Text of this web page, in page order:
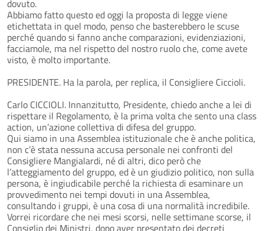
dovuto.
Abbiamo fatto questo ed oggi la proposta di legge viene
etichettata in quel modo, penso che basterebbero le scuse
perché quando si fanno anche comparazioni, evidenziazioni,
facciamole, ma nel rispetto del nostro ruolo che, come avete
visto, è molto importante.
PRESIDENTE. Ha la parola, per replica, il Consigliere Ciccioli.
Carlo CICCIOLI. Innanzitutto, Presidente, chiedo anche a lei di
rispettare il Regolamento, è la prima volta che sento una class
action, un’azione collettiva di difesa del gruppo.
Qui siamo in una Assemblea istituzionale che è anche politica,
non c’è stata nessuna accusa personale nei confronti del
Consigliere Mangialardi, né di altri, dico però che
l’atteggiamento del gruppo, ed è un giudizio politico, non sulla
persona, è ingiudicabile perché la richiesta di esaminare un
provvedimento nei tempi dovuti in una Assemblea,
consultando i gruppi, è una cosa di una normalità incredibile.
Vorrei ricordare che nei mesi scorsi, nelle settimane scorse, il
Consiglio dei Ministri, dopo aver presentato dei decreti